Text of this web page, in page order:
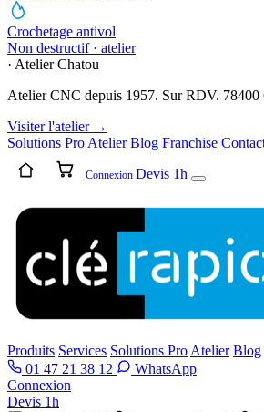
Crochetage antivol
Non destructif · atelier
· Atelier Chatou
Atelier CNC depuis 1957. Sur RDV. 78400
Visiter l'atelier →
Solutions Pro Atelier Blog Franchise
Connexion Devis 1h
Produits Services Solutions Pro Atelier Blog
01 47 21 38 12
WhatsApp
Connexion
Devis 1h